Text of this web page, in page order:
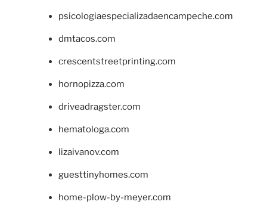
psicologiaespecializadaencampeche.com
dmtacos.com
crescentstreetprinting.com
hornopizza.com
driveadragster.com
hematologa.com
lizaivanov.com
guesttinyhomes.com
home-plow-by-meyer.com